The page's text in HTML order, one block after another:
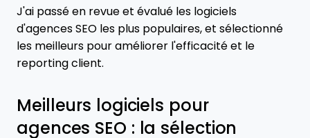
J'ai passé en revue et évalué les logiciels
d'agences SEO les plus populaires, et sélectionné
les meilleurs pour améliorer l'efficacité et le
reporting client.
Meilleurs logiciels pour
agences SEO : la sélection